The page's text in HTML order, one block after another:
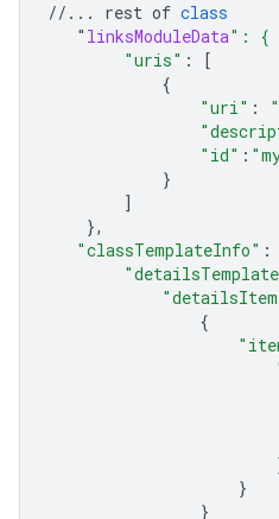
//... rest of class
" linksModuleData": {
"uris" :
[
{
"uri" :
"id" :
}
]
},
"classTemplateInfo" :
{
}
}